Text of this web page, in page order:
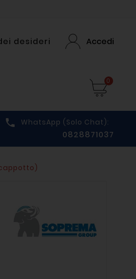
desideri Accedi
0
 WhatsApp (solo Chat):
0828871037